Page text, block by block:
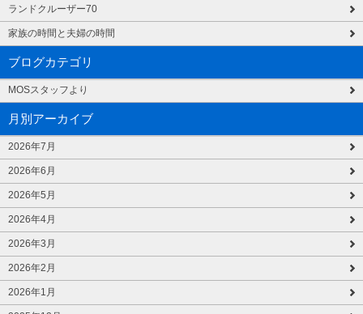
ランドクルーザー70
家族の時間と夫婦の時間
ブログカテゴリ
MOSスタッフより
月別アーカイブ
2026年7月
2026年6月
2026年5月
2026年4月
2026年3月
2026年2月
2026年1月